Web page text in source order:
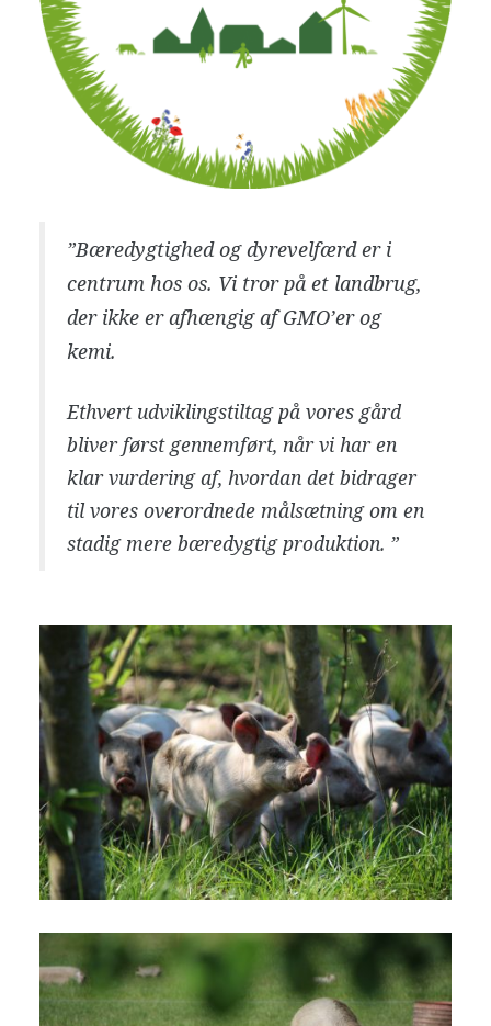
”Bæredygtighed og dyrevelfærd er i
centrum hos os. Vi tror på et landbrug,
der ikke er afhængig af GMO’er og
kemi.
Ethvert udviklingstiltag på vores gård
bliver først gennemført, når vi har en
klar vurdering af, hvordan det bidrager
til vores overordnede målsætning om en
stadig mere bæredygtig produktion. ”